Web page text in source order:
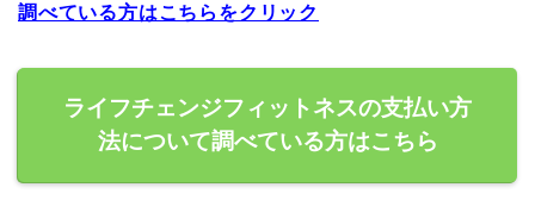
調べている方はこちらをクリック
ライフチェンジフィットネスの支払い方
法について調べている方はこちら